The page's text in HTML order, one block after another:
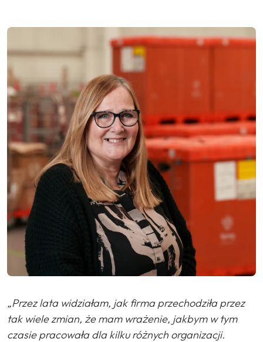
„Przez lata widziałam, jak firma przechodziła przez
tak wiele zmian, że mam wrażenie, jakbym w tym
czasie pracowała dla kilku różnych organizacji.